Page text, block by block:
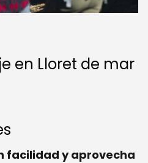
en Lloret de mar
facilidad y aprovecha